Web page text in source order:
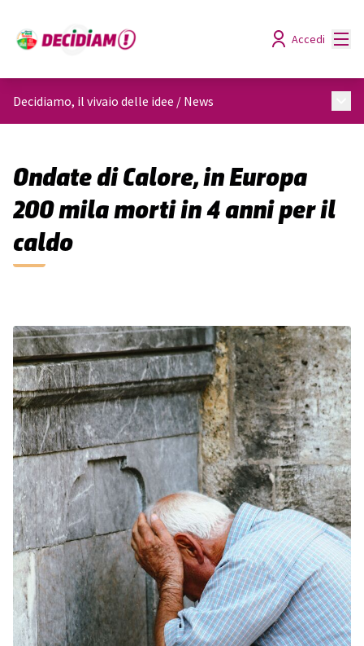
Accedi
Decidiamo, il vivaio delle idee / News
Ondate di Calore, in Europa
200 mila morti in 4 anni per il
caldo